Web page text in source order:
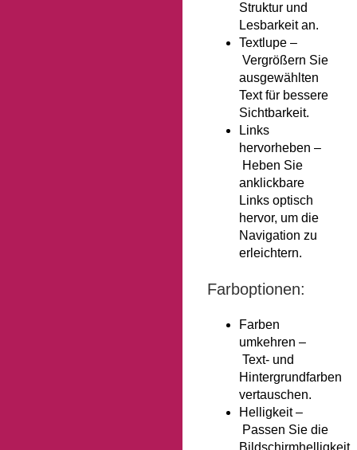
Struktur und
Lesbarkeit an.
Textlupe –
Vergrößern Sie
ausgewählten
Text für bessere
Sichtbarkeit.
Links
hervorheben –
Heben Sie
anklickbare
Links optisch
hervor, um die
Navigation zu
erleichtern.
Farboptionen:
Farben
umkehren –
Text- und
Hintergrundfarben
vertauschen.
Helligkeit –
Passen Sie die
Bildschirmhelligkeit